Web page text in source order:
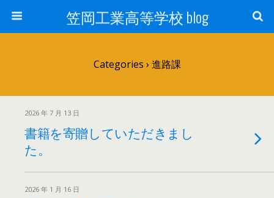
笠岡工業高等学校 blog
Categories › 進路課
2026 年 7 月 13 日
書籍を寄贈していただきまし
た。
2026 年 1 月 16 日